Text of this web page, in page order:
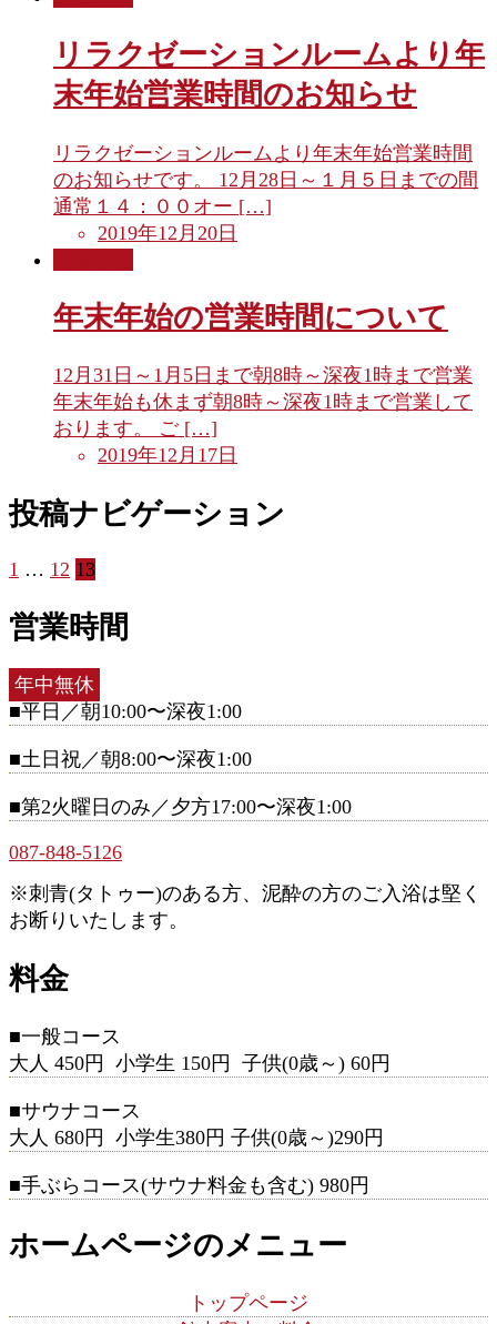
リラクゼーションルームより年
末年始営業時間のお知らせ
リラクゼーションルームより年末年始営業時間
のお知らせです。 12月28日～１月５日までの間
通常１４：００オー […]
2019年12月20日
年末年始の営業時間について
12月31日～1月5日まで朝8時～深夜1時まで営業
年末年始も休まず朝8時～深夜1時まで営業して
おります。 ご […]
2019年12月17日
投稿ナビゲーション
1 … 12 13
営業時間
年中無休
■平日／朝10:00〜深夜1:00
■土日祝／朝8:00〜深夜1:00
■第2火曜日のみ／夕方17:00〜深夜1:00
087-848-5126
※刺青(タトゥー)のある方、泥酔の方のご入浴は堅く
お断りいたします。
料金
■一般コース
大人 450円 小学生 150円 子供(0歳～) 60円
■サウナコース
大人 680円 小学生380円 子供(0歳～)290円
■手ぶらコース(サウナ料金も含む) 980円
ホームページのメニュー
トップページ